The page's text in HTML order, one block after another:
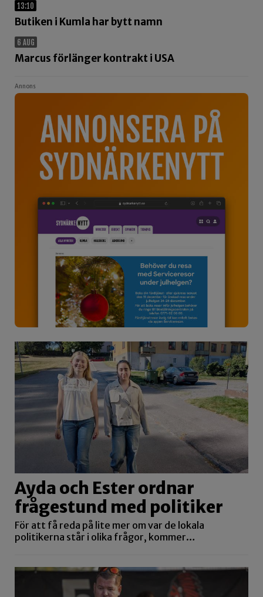
13:10
Butiken i Kumla har bytt namn
6 AUG
Marcus förlänger kontrakt i USA
Annons
Ayda och Ester ordnar
frågestund med politiker
För att få reda på lite mer om var de lokala
politikerna står i olika frågor, kommer…